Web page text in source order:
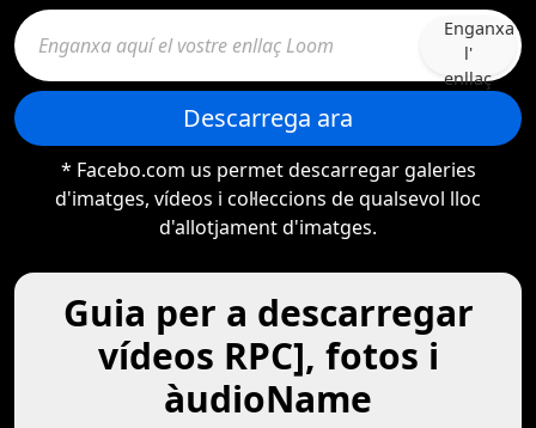
Enganxa
l'
enllaç
Descarrega ara
* Facebo.com us permet descarregar galeries
d'imatges, vídeos i col·leccions de qualsevol lloc
d'allotjament d'imatges.
Guia per a descarregar
vídeos RPC], fotos i
àudioName